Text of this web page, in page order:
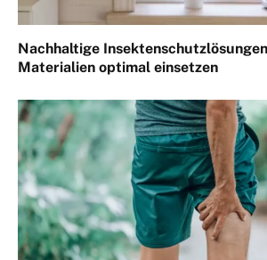
Nachhaltige
Materialien optimal einsetzen